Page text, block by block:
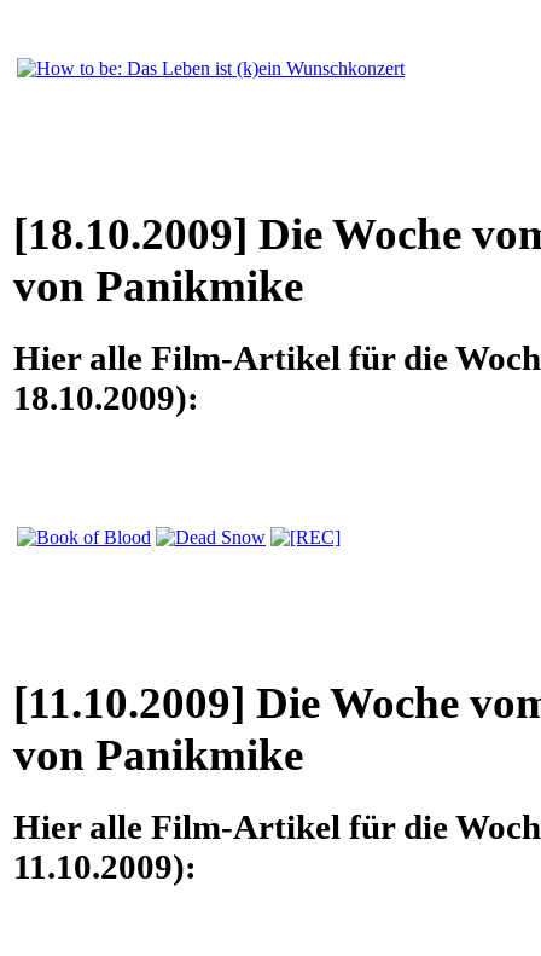
[18.10.2009] Die Woche
von Panikmike
Hier alle Film-Artikel für die
18.10.2009):
[11.10.2009] Die Woche
von Panikmike
Hier alle Film-Artikel für die
11.10.2009):